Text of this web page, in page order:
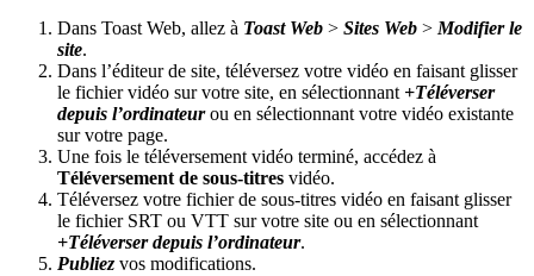
Dans Toast Web, allez à Toast Web > Sites Web >Modifier le
site.
Dans l’éditeur de site, téléversez votre vidéo en faisant glisser
le fichier vidéo sur votre site, en sélectionnant +Téléverser
depuis l’ordinateurou en sélectionnant votre vidéo existante
sur votre page.
Une fois le téléversement vidéo terminé, accédez à
Téléversement de sous-titres vidéo.
Téléversez votre fichier de sous-titres vidéo en faisant glisser
le fichier SRT ou VTT sur votre site ou en sélectionnant
+Téléverser depuis l’ordinateur.
Publiez vos modifications.